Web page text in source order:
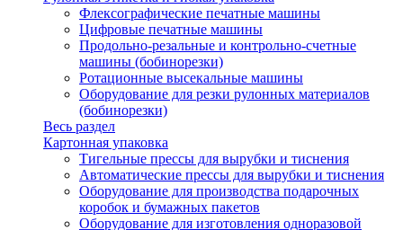
Флексографические печатные машины
Цифровые печатные машины
Продольно-резальные и контрольно-счетные
машины (бобинорезки)
Ротационные высекальные машины
Оборудование для резки рулонных материалов
(бобинорезки)
Весь раздел
Картонная упаковка
Тигельные прессы для вырубки и тиснения
Автоматические прессы для вырубки и тиснения
Оборудование для производства подарочных
коробок и бумажных пакетов
Оборудование для изготовления одноразовой